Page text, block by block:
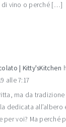
di vino o perché […]
| Kitty'sKitchen
alle 7:17
ma da tradizione
dedicata all’albero
per voi? Ma perché